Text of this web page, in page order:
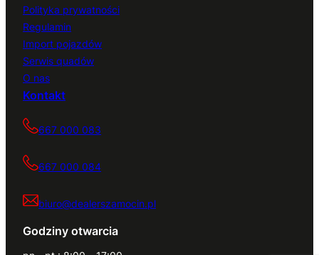
Polityka prywatności
Regulamin
Import pojazdów
Serwis quadów
O nas
Kontakt
667 000 083
667 000 084
biuro@dealerszamocin.pl
Godziny otwarcia